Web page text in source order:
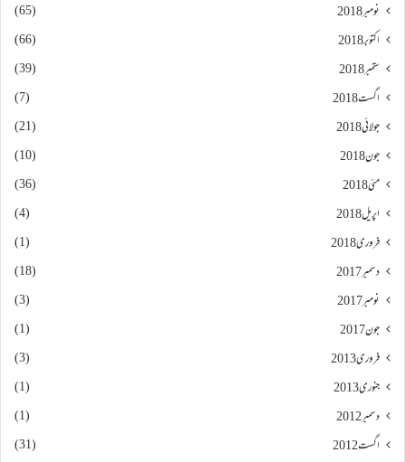
نومبر 2018
(65)
اکتوبر 2018
(66)
ستمبر 2018
(39)
اگست 2018
(7)
جولائی 2018
(21)
جون 2018
(10)
مئی 2018
(36)
اپریل 2018
(4)
فروری 2018
(1)
دسمبر 2017
(18)
نومبر 2017
(3)
جون 2017
(1)
فروری 2013
(3)
جنوری 2013
(1)
دسمبر 2012
(1)
اگست 2012
(31)